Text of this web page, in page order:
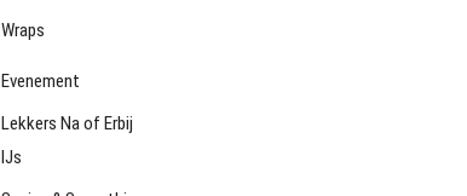
Wraps
Evenement
Lekkers Na of Erbij
IJs